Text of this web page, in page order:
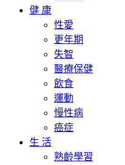
健 康
性愛
更年期
失智
醫療保健
飲食
運動
慢性病
癌症
生 活
熟齡學習